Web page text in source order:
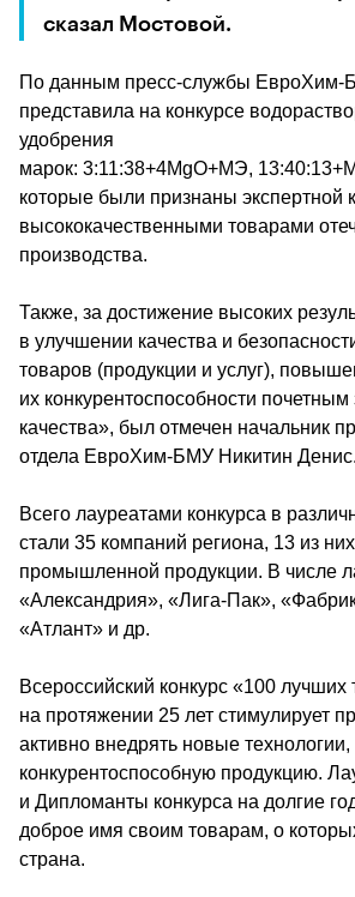
сказал Мостовой.
По данным пресс-службы ЕвроХим-
представила на конкурсе
удобрения
марок: 3:11:38+4MgO+МЭ,
которые были признаны экспертной
высококачественными товарами
производства.
Также, за достижение высоких
в улучшении качества и
товаров (продукции и услуг),
их конкурентоспособности
качества», был отмечен начальник
отдела ЕвроХим-БМУ Никитин Денис.
Всего лауреатами конкурса в
стали 35 компаний региона, 13 из
промышленной продукции. В числе
«Александрия», «Лига-Пак»,
«Атлант» и др.
Всероссийский конкурс «100 лучших
на протяжении 25 лет стимулирует
активно внедрять новые технологии,
конкурентоспособную продукцию.
и Дипломанты конкурса на долгие
доброе имя своим товарам, о
страна.